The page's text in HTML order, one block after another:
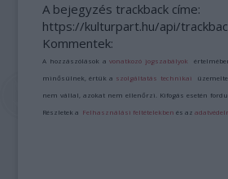
A bejegyzés trackback címe:
https://kulturpart.hu/api/
Kommentek:
A hozzászólások avonatkozó jogszabályok
minősülnek, értük a szolgáltatás technikai
nem vállal, azokat nem ellenőrzi. Kifogás esetén
Részletek a Felhasználási feltételekben és az